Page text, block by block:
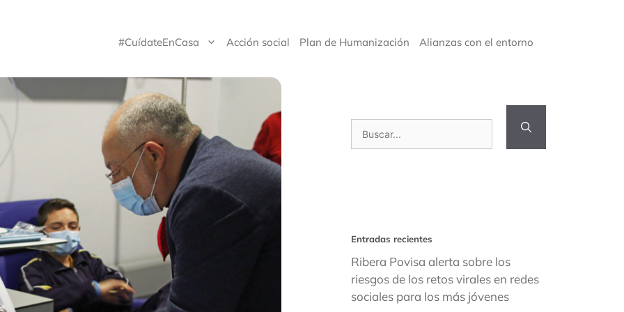
#CuídateEnCasa Acción social Plan de Humanización Alianzas con el entorno
Entradas recientes
Ribera Povisa alerta sobre los
riesgos de los retos virales en redes
sociales para los más jóvenes